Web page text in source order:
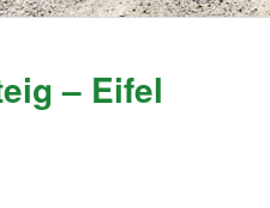
– Eifel